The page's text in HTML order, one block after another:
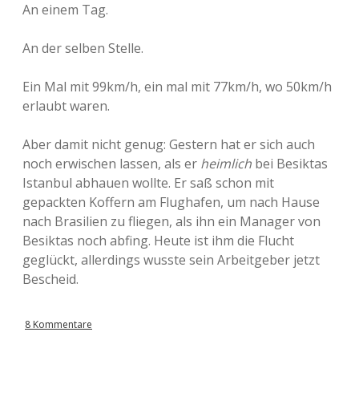
An einem Tag.
An der selben Stelle.
Ein Mal mit 99km/h, ein mal mit 77km/h, wo 50km/h
erlaubt waren.
Aber damit nicht genug: Gestern hat er sich auch
noch erwischen lassen, als er heimlich bei Besiktas
Istanbul abhauen wollte. Er saß schon mit
gepackten Koffern am Flughafen, um nach Hause
nach Brasilien zu fliegen, als ihn ein Manager von
Besiktas noch abfing. Heute ist ihm die Flucht
geglückt, allerdings wusste sein Arbeitgeber jetzt
Bescheid.
8 Kommentare